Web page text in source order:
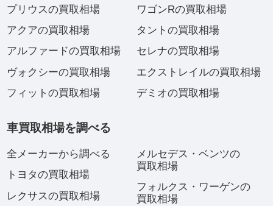
プリウスの買取相場
アクアの買取相場
アルファードの買取相場
ヴォクシーの買取相場
フィットの買取相場
ワゴンRの買取相場
タントの買取相場
セレナの買取相場
エクストレイルの買取相場
デミオの買取相場
車買取相場を調べる
全メーカーから調べる
トヨタの買取相場
レクサスの買取相場
メルセデス・ベンツの
買取相場
フォルクス・ワーゲンの
買取相場